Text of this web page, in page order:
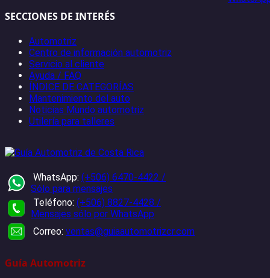
SECCIONES DE INTERÉS
Automotriz
Centro de información automotriz
Servicio al cliente
Ayuda / FAQ
ÍNDICE DE CATEGORÍAS
Mantenimiento del auto
Noticias Mundo automotriz
Utilería para talleres
WhatsApp: (+506) 6470-4422 /
Sólo para mensajes
Teléfono: (+506) 8827-4428 /
Mensajes sólo por WhatsApp
Correo: ventas@guiaautomotrizcr.com
Guía Automotriz